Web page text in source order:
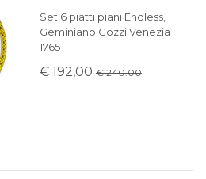
Set 6 piatti piani Endless,
Geminiano Cozzi Venezia
1765
€ 192,00 € 240.00